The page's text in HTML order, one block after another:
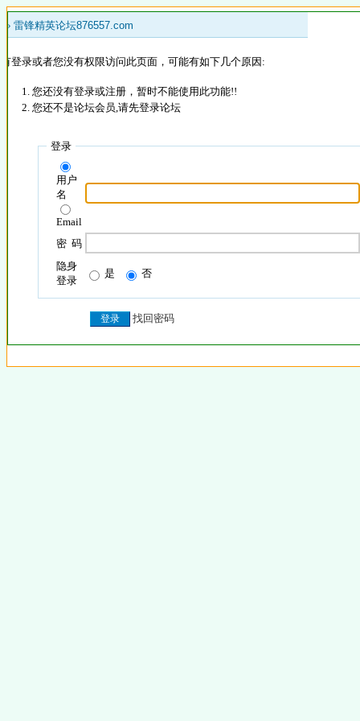
» 雷锋精英论坛876557.com
登录或者您没有权限访问此页面，可能有如下几个原因:
您还没有登录或注册，暂时不能使用此功能!!
您还不是论坛会员,请先登录论坛
登录
用户
名
Email
密 码
隐身
登录
是 否
找回密码